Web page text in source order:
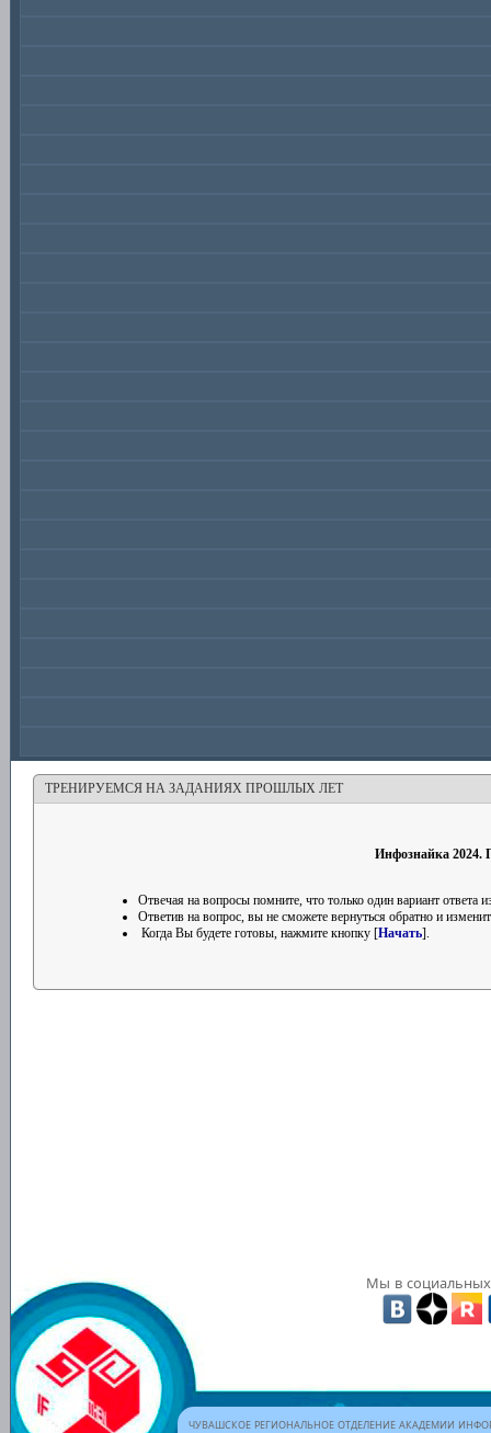
ТРЕНИРУЕМСЯ НА ЗАДАНИЯХ ПРОШЛЫХ ЛЕТ
Инфознайка 2024.
Отвечая на вопросы помните, что только один вариант ответа
Ответив на вопрос, вы не сможете вернуться обратно и
Когда Вы будете готовы, нажмите кнопку [Начать].
Мы в социальных
ЧУВАШСКОЕ РЕГИОНАЛЬНОЕ ОТДЕЛЕНИЕ АКАДЕМИИ